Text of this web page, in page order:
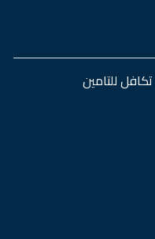
للتامين